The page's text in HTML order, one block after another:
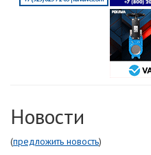
Новости
(предложить новость)